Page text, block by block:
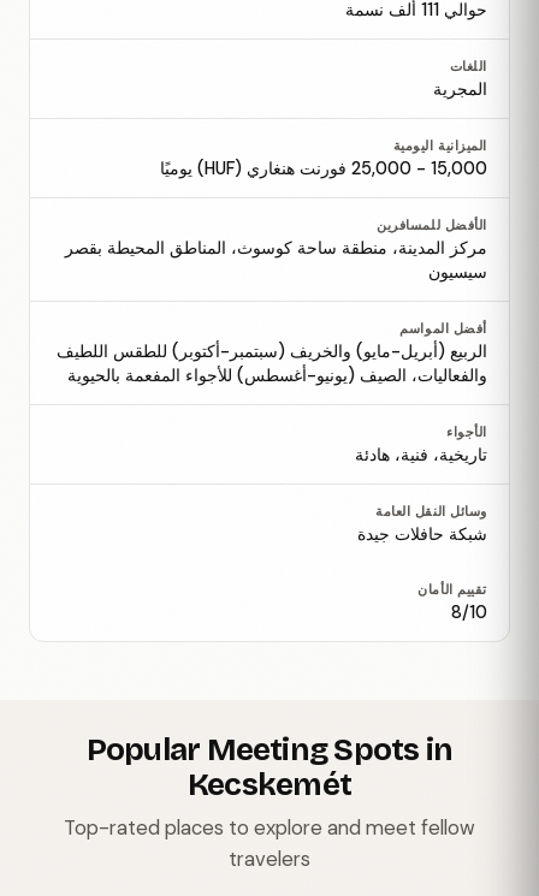
حوالي 111 ألف نسمة
اللغات
المجرية
الميزانية اليومية
15,000 - 25,000 فورنت هنغاري (HUF) يوميًا
الأفضل للمسافرين
مركز المدينة، منطقة ساحة كوسوث، المناطق المحيطة بقصر
سيسيون
أفضل المواسم
الربيع (أبريل-مايو) والخريف (سبتمبر-أكتوبر) للطقس اللطيف
والفعاليات، الصيف (يونيو-أغسطس) للأجواء المفعمة بالحيوية
الأجواء
تاريخية، فنية، هادئة
وسائل النقل العامة
شبكة حافلات جيدة
تقييم الأمان
8/10
Popular Meeting Spots in
Kecskemét
Top-rated places to explore and meet fellow
travelers